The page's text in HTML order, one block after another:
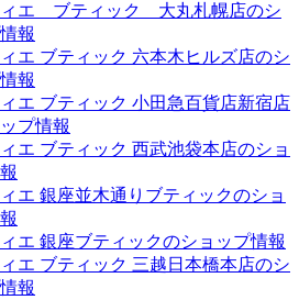
ィエ ブティック 大丸札幌店のシ
報
エ ブティック 六本木ヒルズ店のシ
報
エ ブティック 小田急百貨店新宿店
プ情報
エ ブティック 西武池袋本店のショ
エ 銀座並木通りブティックのショ
エ 銀座ブティックのショップ情報
エ ブティック 三越日本橋本店のシ
報